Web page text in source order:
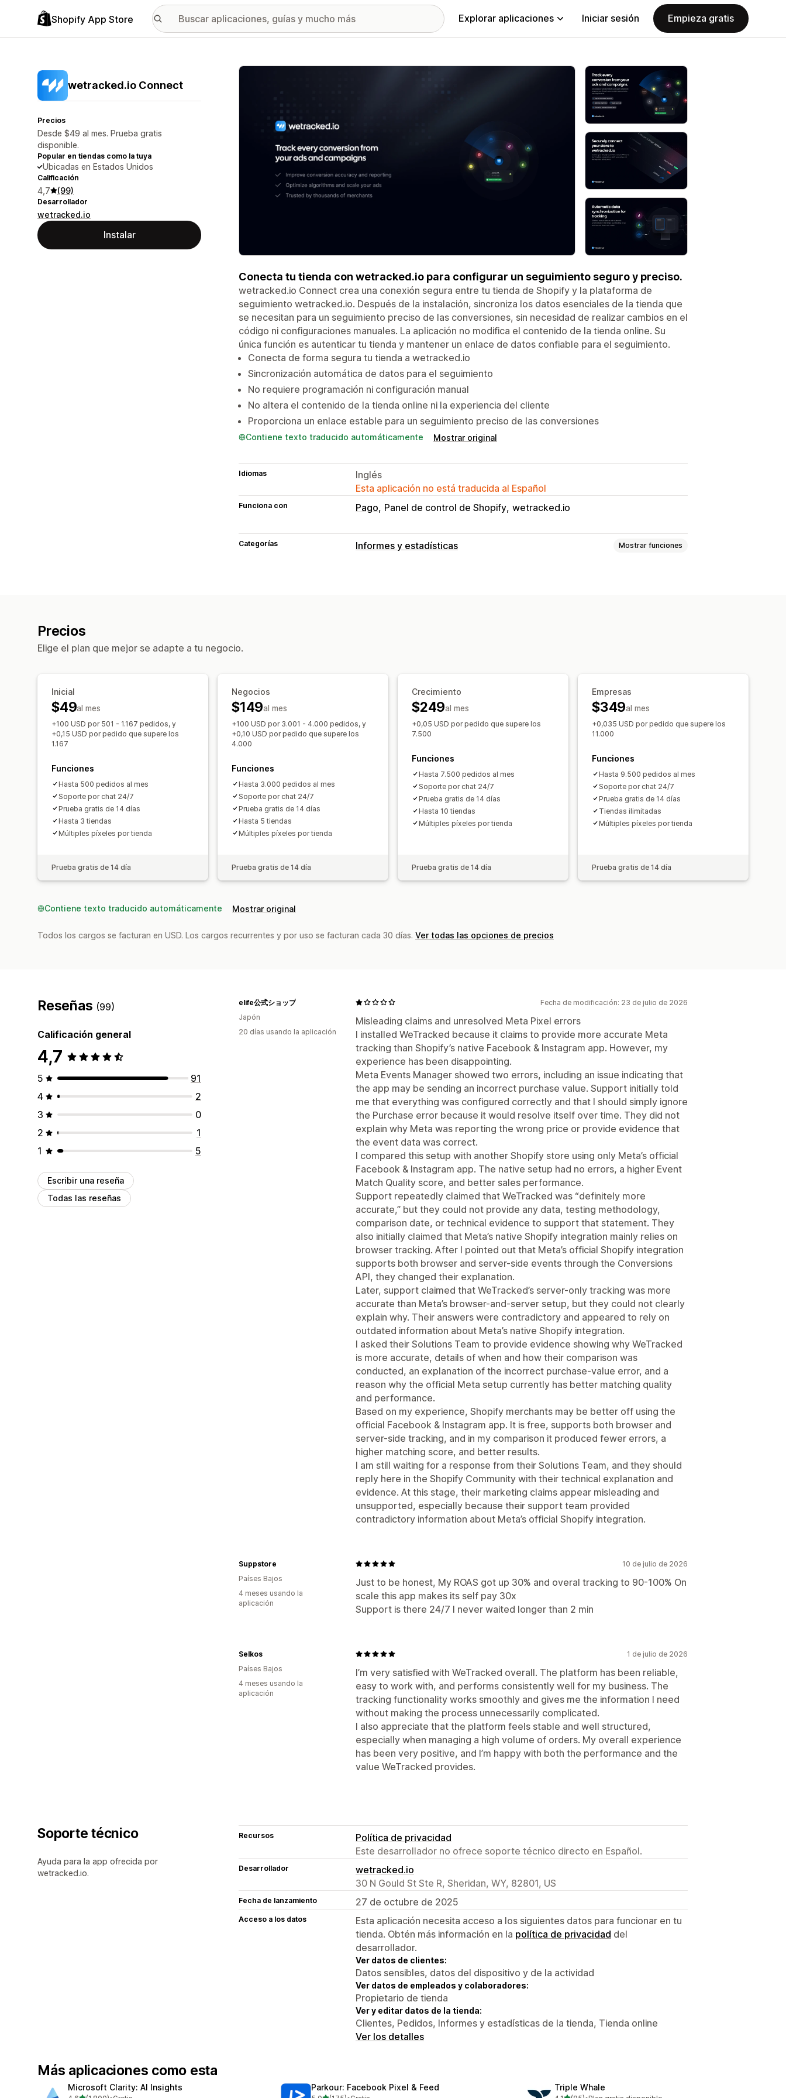
Shopify App Store Explorar aplicaciones Iniciar sesión Empieza gratis
wetracked.io Connect
Precios
Desde $49 al mes. Prueba gratis
disponible.
Popular en tiendas como la tuya
Ubicadas en Estados Unidos
Calificación
4,7 (99)
Desarrollador
wetracked.io
Instalar
Galería de imágenes destacadas
Conecta tu tienda con wetracked.io para configurar un seguimiento seguro y preciso.
wetracked.io Connect crea una conexión segura entre tu tienda de Shopify y la plataforma de
seguimiento wetracked.io. Después de la instalación, sincroniza los datos esenciales de la tienda que
se necesitan para un seguimiento preciso de las conversiones, sin necesidad de realizar cambios en el
código ni configuraciones manuales. La aplicación no modifica el contenido de la tienda online. Su
única función es autenticar tu tienda y mantener un enlace de datos confiable para el seguimiento.
Conecta de forma segura tu tienda a wetracked.io
Sincronización automática de datos para el seguimiento
No requiere programación ni configuración manual
No altera el contenido de la tienda online ni la experiencia del cliente
Proporciona un enlace estable para un seguimiento preciso de las conversiones
Contiene texto traducido automáticamente Mostrar original
Idiomas
Inglés
Esta aplicación no está traducida al Español
Funciona con Pago Panel de control de Shopify wetracked.io
Categorías Informes y estadísticas Mostrar funciones
Análisis históricos
Cumplimiento con RGPD
Precios
Elige el plan que mejor se adapte a tu negocio.
Inicial
$49al mes
+100 USD por 501 - 1.167 pedidos, y
+0,15 USD por pedido que supere los
1.167
Funciones
Hasta 500 pedidos al mes
Soporte por chat 24/7
Prueba gratis de 14 días
Hasta 3 tiendas
Múltiples píxeles por tienda
Prueba gratis de 14 día
Negocios
$149al mes
+100 USD por 3.001 - 4.000 pedidos, y
+0,10 USD por pedido que supere los
4.000
Funciones
Hasta 3.000 pedidos al mes
Soporte por chat 24/7
Prueba gratis de 14 días
Hasta 5 tiendas
Múltiples píxeles por tienda
Prueba gratis de 14 día
Crecimiento
$249al mes
+0,05 USD por pedido que supere los
7.500
Funciones
Hasta 7.500 pedidos al mes
Soporte por chat 24/7
Prueba gratis de 14 días
Hasta 10 tiendas
Múltiples píxeles por tienda
Prueba gratis de 14 día
Empresas
$349al mes
+0,035 USD por pedido que supere los
11.000
Funciones
Hasta 9.500 pedidos al mes
Soporte por chat 24/7
Prueba gratis de 14 días
Tiendas ilimitadas
Múltiples píxeles por tienda
Prueba gratis de 14 día
Contiene texto traducido automáticamente Mostrar original
Todos los cargos se facturan en USD. Los cargos recurrentes y por uso se facturan cada 30 días. Ver todas las opciones de precios
Reseñas (99)
Calificación general
4,7
5
91
4
2
3
0
2
1
1
5
Escribir una reseña
Todas las reseñas
Fecha de modificación: 23 de julio de 2026
Misleading claims and unresolved Meta Pixel errors
I installed WeTracked because it claims to provide more accurate Meta
tracking than Shopify’s native Facebook & Instagram app. However, my
experience has been disappointing.
Meta Events Manager showed two errors, including an issue indicating that
the app may be sending an incorrect purchase value. Support initially told
me that everything was configured correctly and that I should simply ignore
the Purchase error because it would resolve itself over time. They did not
explain why Meta was reporting the wrong price or provide evidence that
the event data was correct.
I compared this setup with another Shopify store using only Meta’s official
Facebook & Instagram app. The native setup had no errors, a higher Event
Match Quality score, and better sales performance.
Support repeatedly claimed that WeTracked was “definitely more
accurate,” but they could not provide any data, testing methodology,
comparison date, or technical evidence to support that statement. They
also initially claimed that Meta’s native Shopify integration mainly relies on
browser tracking. After I pointed out that Meta’s official Shopify integration
supports both browser and server-side events through the Conversions
API, they changed their explanation.
Later, support claimed that WeTracked’s server-only tracking was more
accurate than Meta’s browser-and-server setup, but they could not clearly
explain why. Their answers were contradictory and appeared to rely on
outdated information about Meta’s native Shopify integration.
I asked their Solutions Team to provide evidence showing why WeTracked
is more accurate, details of when and how their comparison was
conducted, an explanation of the incorrect purchase-value error, and a
reason why the official Meta setup currently has better matching quality
and performance.
Based on my experience, Shopify merchants may be better off using the
official Facebook & Instagram app. It is free, supports both browser and
server-side tracking, and in my comparison it produced fewer errors, a
higher matching score, and better results.
I am still waiting for a response from their Solutions Team, and they should
reply here in the Shopify Community with their technical explanation and
evidence. At this stage, their marketing claims appear misleading and
unsupported, especially because their support team provided
contradictory information about Meta’s official Shopify integration.
elife公式ショップ
Japón
20 días usando la aplicación
10 de julio de 2026
Just to be honest, My ROAS got up 30% and overal tracking to 90-100% On
scale this app makes its self pay 30x
Support is there 24/7 I never waited longer than 2 min
Suppstore
Países Bajos
4 meses usando la
aplicación
1 de julio de 2026
I’m very satisfied with WeTracked overall. The platform has been reliable,
easy to work with, and performs consistently well for my business. The
tracking functionality works smoothly and gives me the information I need
without making the process unnecessarily complicated.
I also appreciate that the platform feels stable and well structured,
especially when managing a high volume of orders. My overall experience
has been very positive, and I’m happy with both the performance and the
value WeTracked provides.
Selkos
Países Bajos
4 meses usando la
aplicación
Soporte técnico
Ayuda para la app ofrecida por
wetracked.io.
Recursos
Política de privacidad
Este desarrollador no ofrece soporte técnico directo en Español.
Desarrollador
wetracked.io
30 N Gould St Ste R, Sheridan, WY, 82801, US
Fecha de lanzamiento 27 de octubre de 2025
Acceso a los datos
Esta aplicación necesita acceso a los siguientes datos para funcionar en tu
tienda. Obtén más información en la política de privacidad del
desarrollador.
Ver datos de clientes:
Datos sensibles, datos del dispositivo y de la actividad
Ver datos de empleados y colaboradores:
Propietario de tienda
Ver y editar datos de la tienda:
Clientes, Pedidos, Informes y estadísticas de la tienda, Tienda online
Ver los detalles
Más aplicaciones como esta
Microsoft Clarity: AI Insights Parkour: Facebook Pixel & Feed Triple Whale